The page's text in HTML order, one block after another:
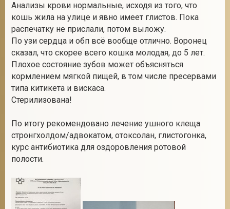
Анализы крови нормальные, исходя из того, что
кошь жила на улице и явно имеет глистов. Пока
распечатку не прислали, потом выложу.
По узи сердца и обп всё вообще отлично. Воронец
сказал, что скорее всего кошка молодая, до 5 лет.
Плохое состояние зубов может объясняться
кормлением мягкой пищей, в том числе пресервами
типа китикета и вискаса.
Стерилизована!
По итогу рекомендовано лечение ушного клеща
стронгхолдом/адвокатом, отоксолан, глистогонка,
курс антибиотика для оздоровления ротовой
полости.